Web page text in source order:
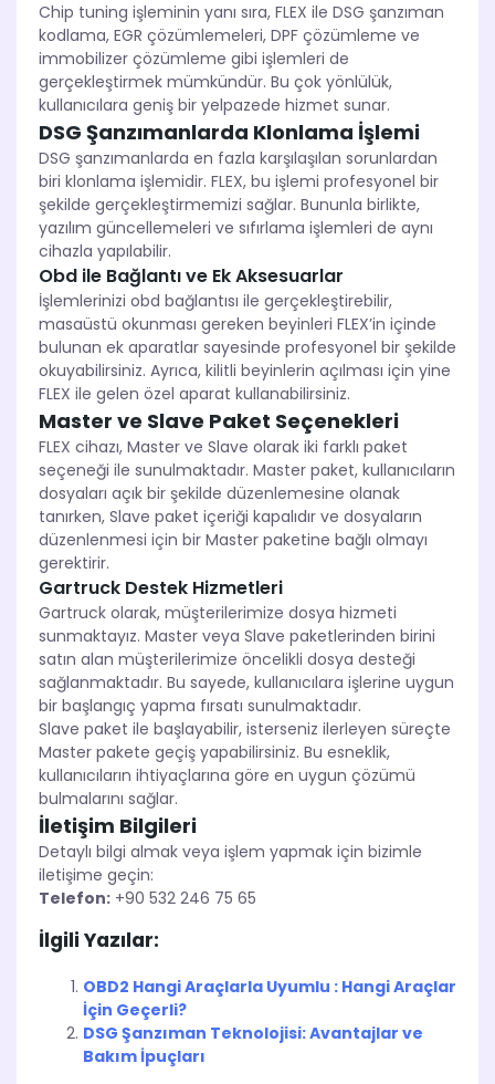
Chip tuning işleminin yanı sıra, FLEX ile DSG şanzıman
kodlama, EGR çözümlemeleri, DPF çözümleme ve
immobilizer çözümleme gibi işlemleri de
gerçekleştirmek mümkündür. Bu çok yönlülük,
kullanıcılara geniş bir yelpazede hizmet sunar.
DSG Şanzımanlarda Klonlama İşlemi
DSG şanzımanlarda en fazla karşılaşılan sorunlardan
biri klonlama işlemidir. FLEX, bu işlemi profesyonel bir
şekilde gerçekleştirmemizi sağlar. Bununla birlikte,
yazılım güncellemeleri ve sıfırlama işlemleri de aynı
cihazla yapılabilir.
Obd ile Bağlantı ve Ek Aksesuarlar
İşlemlerinizi obd bağlantısı ile gerçekleştirebilir,
masaüstü okunması gereken beyinleri FLEX’in içinde
bulunan ek aparatlar sayesinde profesyonel bir şekilde
okuyabilirsiniz. Ayrıca, kilitli beyinlerin açılması için yine
FLEX ile gelen özel aparat kullanabilirsiniz.
Master ve Slave Paket Seçenekleri
FLEX cihazı, Master ve Slave olarak iki farklı paket
seçeneği ile sunulmaktadır. Master paket, kullanıcıların
dosyaları açık bir şekilde düzenlemesine olanak
tanırken, Slave paket içeriği kapalıdır ve dosyaların
düzenlenmesi için bir Master paketine bağlı olmayı
gerektirir.
Gartruck Destek Hizmetleri
Gartruck olarak, müşterilerimize dosya hizmeti
sunmaktayız. Master veya Slave paketlerinden birini
satın alan müşterilerimize öncelikli dosya desteği
sağlanmaktadır. Bu sayede, kullanıcılara işlerine uygun
bir başlangıç yapma fırsatı sunulmaktadır.
Slave paket ile başlayabilir, isterseniz ilerleyen süreçte
Master pakete geçiş yapabilirsiniz. Bu esneklik,
kullanıcıların ihtiyaçlarına göre en uygun çözümü
bulmalarını sağlar.
İletişim Bilgileri
Detaylı bilgi almak veya işlem yapmak için bizimle
iletişime geçin:
Telefon: +90 532 246 75 65
İlgili Yazılar:
OBD2 Hangi Araçlarla Uyumlu : Hangi Araçlar
İçin Geçerli?
DSG Şanzıman Teknolojisi: Avantajlar ve
Bakım İpuçları